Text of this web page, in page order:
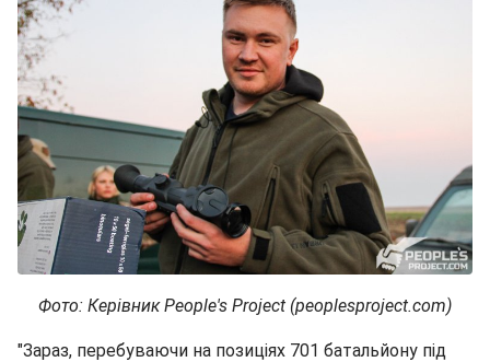
Фото: Керівник People's Project (peoplesproject.com)
"Зараз, перебуваючи на позиціях 701 батальйону під